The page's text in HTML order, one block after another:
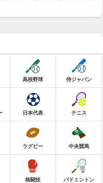
高校野球 侍ジャパン
日本代表 テニス
ラグビー 中央競馬
格闘技 バドミントン